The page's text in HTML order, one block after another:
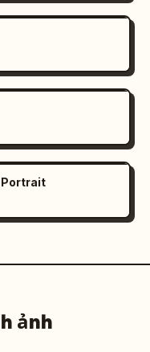
Portrait
ảnh